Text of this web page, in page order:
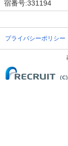
宿番号:331194
プライバシーポリシー